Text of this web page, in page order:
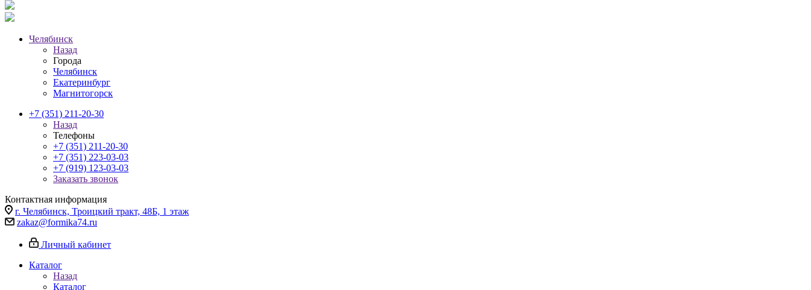
Челябинск
Назад
Города
Челябинск
Екатеринбург
Магнитогорск
+7 (351) 211-20-30
Назад
Телефоны
+7 (351) 211-20-30
+7 (351) 223-03-03
+7 (919) 123-03-03
Заказать звонок
Контактная информация
г. Челябинск, Троицкий тракт, 48Б, 1 этаж
zakaz@formika74.ru
Личный кабинет
Каталог
Назад
Каталог